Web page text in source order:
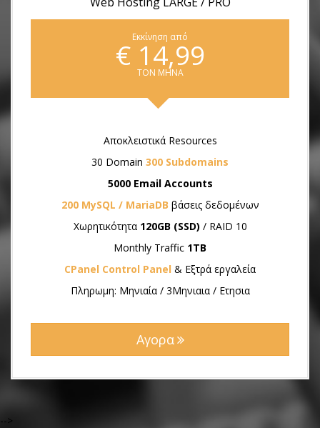
Εκκίνηση από
€ 14,99
ΤΟΝ ΜΗΝΑ
Αποκλειστικά Resources
30 Domain 300 Subdomains
5000 Email Accounts
200 MySQL / MariaDB βάσεις δεδομένων
Χωρητικότητα 120GB (SSD) / RAID 10
Monthly Traffic 1ΤB
CPanel Control Panel & Εξτρά εργαλεία
Πληρωμη: Μηνιαία / 3Μηνιαια / Ετησια
Αγορα
-->